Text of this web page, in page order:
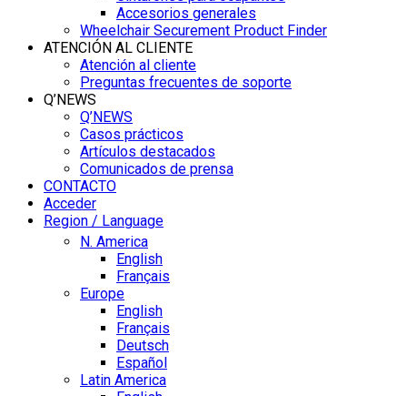
Accesorios generales
Wheelchair Securement Product Finder
ATENCIÓN AL CLIENTE
Atención al cliente
Preguntas frecuentes de soporte
Q’NEWS
Q’NEWS
Casos prácticos
Artículos destacados
Comunicados de prensa
CONTACTO
Acceder
Region / Language
N. America
English
Français
Europe
English
Français
Deutsch
Español
Latin America